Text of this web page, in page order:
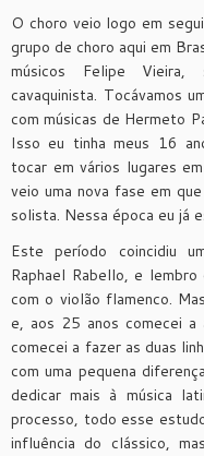
O choro veio logo em
grupo de choro aqui em
músicos Felipe Vieira,
cavaquinista. Tocávamos
com músicas de Hermeto
Isso eu tinha meus 16
tocar em vários lugares
veio uma nova fase em
solista. Nessa época eu já
Este período coincidiu
Raphael Rabello, e
com o violão flamenco.
e, aos 25 anos comecei a
comecei a fazer as duas
com uma pequena
dedicar mais à música
processo, todo esse
influência do clássico,